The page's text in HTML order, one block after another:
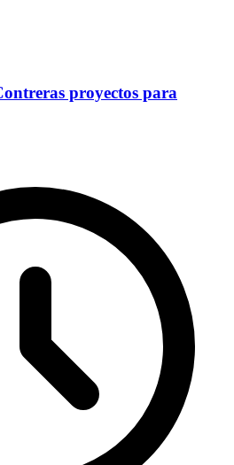
proyectos para